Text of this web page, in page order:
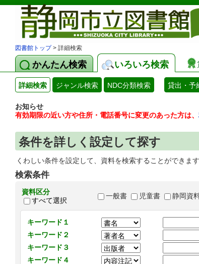
図書館トップ> 詳細検索
かんたん検索 いろいろ検索
詳細検索 ジャンル検索 NDC分類検索 貸出・予
お知らせ
有効期限の近い方や住所・電話番号に変更のあった方は、
条件を詳しく設定して探す
くわしい条件を設定して、資料を検索することができます
検索条件
資料区分
すべて選択
一般書 児童書 静岡資
キーワード１
キーワード２
キーワード３
キーワード４